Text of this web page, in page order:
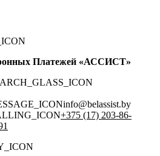
Платежей «АССИСТ»
info@belassist.by
+375 (17) 203-86-